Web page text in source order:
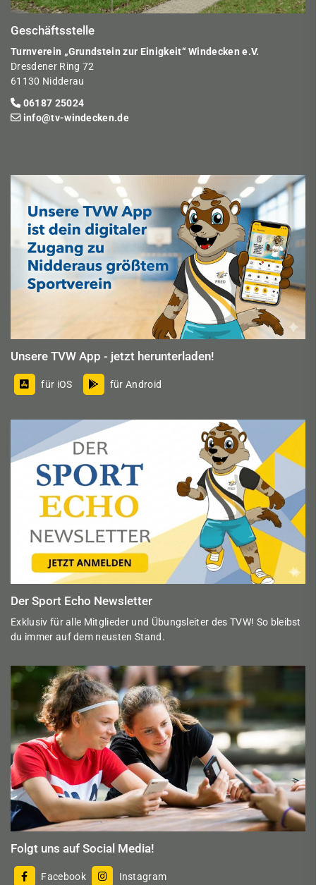
Geschäftsstelle
Turnverein „Grundstein zur Einigkeit“ Windecken e.V.
Dresdener Ring 72
61130 Nidderau
06187 25024
info@tv-windecken.de
Unsere TVW App - jetzt herunterladen!
für iOS für Android
Der Sport Echo Newsletter
Exklusiv für alle Mitglieder und Übungsleiter des TVW! So bleibst
du immer auf dem neusten Stand.
Folgt uns auf Social Media!
Facebook Instagram